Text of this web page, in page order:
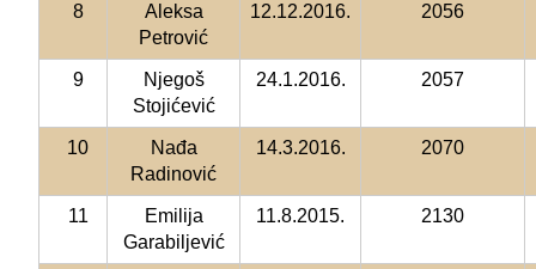
8
Aleksa
Petrović
12.12.2016. 2056
9
Njegoš
Stojićević
24.1.2016. 2057
10
Nađa
Radinović
14.3.2016. 2070
11
Emilija
Garabiljević
11.8.2015. 2130